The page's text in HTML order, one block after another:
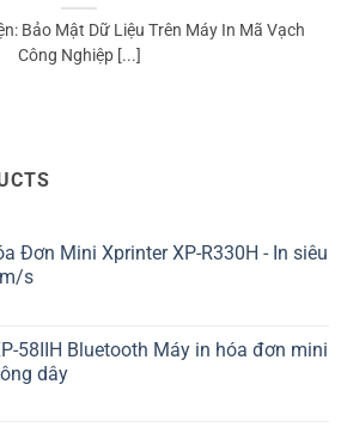
Bảo Mật Dữ Liệu Trên Máy In Mã Vạch
Công Nghiệp [...]
Đơn Mini Xprinter XP-R330H - In siêu
s
58IIH Bluetooth Máy in hóa đơn mini
dây